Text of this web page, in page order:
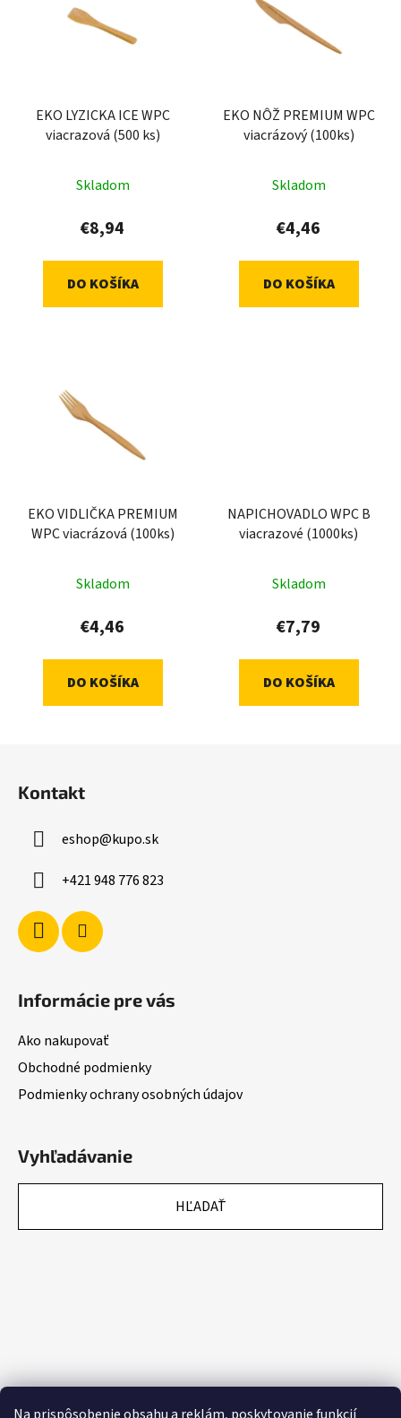
EKO LYZICKA ICE WPC
viacrazová (500 ks)
Skladom
€8,94
DO KOŠÍKA
EKO NÔŽ PREMIUM WPC
viacrázový (100ks)
Skladom
€4,46
DO KOŠÍKA
EKO VIDLIČKA PREMIUM
WPC viacrázová (100ks)
Skladom
€4,46
DO KOŠÍKA
NAPICHOVADLO WPC B
viacrazové (1000ks)
Skladom
€7,79
DO KOŠÍKA
Kontakt
eshop@kupo.sk
+421 948 776 823
Informácie pre vás
Ako nakupovať
Obchodné podmienky
Podmienky ochrany osobných údajov
Vyhľadávanie
HĽADAŤ